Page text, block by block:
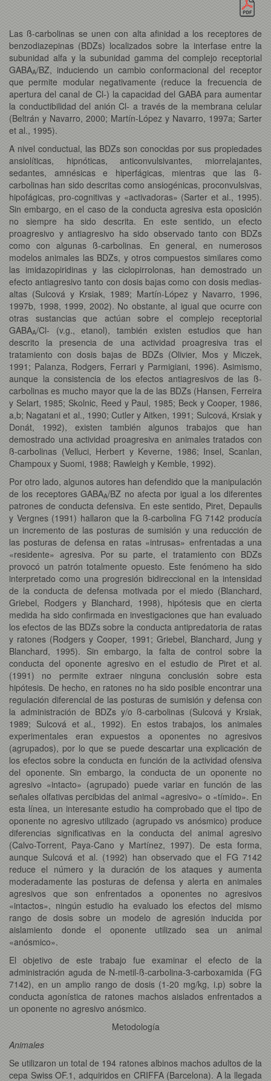
Las ß-carbolinas se unen con alta afinidad a los receptores de
benzodiazepinas (BDZs) localizados sobre la interfase entre la
subunidad alfa y la subunidad gamma del complejo receptorial
GABAA/BZ, induciendo un cambio conformacional del receptor
que permite modular negativamente (reduce la frecuencia de
apertura del canal de Cl-) la capacidad del GABA para aumentar
la conductibilidad del anión Cl- a través de la membrana celular
(Beltrán y Navarro, 2000; Martín-López y Navarro, 1997a; Sarter
et al., 1995).
A nivel conductual, las BDZs son conocidas por sus propiedades
ansiolíticas, hipnóticas, anticonvulsivantes, miorrelajantes,
sedantes, amnésicas e hiperfágicas, mientras que las ß-
carbolinas han sido descritas como ansiogénicas, proconvulsivas,
hipofágicas, pro-cognitivas y «activadoras» (Sarter et al., 1995).
Sin embargo, en el caso de la conducta agresiva esta oposición
no siempre ha sido descrita. En este sentido, un efecto
proagresivo y antiagresivo ha sido observado tanto con BDZs
como con algunas ß-carbolinas. En general, en numerosos
modelos animales las BDZs, y otros compuestos similares como
las imidazopiridinas y las ciclopirrolonas, han demostrado un
efecto antiagresivo tanto con dosis bajas como con dosis medias-
altas (Sulcová y Krsiak, 1989; Martín-López y Navarro, 1996,
1997b, 1998, 1999, 2002). No obstante, al igual que ocurre con
otras sustancias que actúan sobre el complejo receptorial
GABAA/Cl- (v.g., etanol), también existen estudios que han
descrito la presencia de una actividad proagresiva tras el
tratamiento con dosis bajas de BDZs (Olivier, Mos y Miczek,
1991; Palanza, Rodgers, Ferrari y Parmigiani, 1996). Asimismo,
aunque la consistencia de los efectos antiagresivos de las ß-
carbolinas es mucho mayor que la de las BDZs (Hansen, Ferreira
y Selart, 1985; Skolnic, Reed y Paul, 1985; Beck y Cooper, 1986,
a,b; Nagatani et al., 1990; Cutler y Aitken, 1991; Sulcová, Krsiak y
Donát, 1992), existen también algunos trabajos que han
demostrado una actividad proagresiva en animales tratados con
ß-carbolinas (Velluci, Herbert y Keverne, 1986; Insel, Scanlan,
Champoux y Suomi, 1988; Rawleigh y Kemble, 1992).
Por otro lado, algunos autores han defendido que la manipulación
de los receptores GABAA/BZ no afecta por igual a los diferentes
patrones de conducta defensiva. En este sentido, Piret, Depaulis
y Vergnes (1991) hallaron que la ß-carbolina FG 7142 producía
un incremento de las posturas de sumisión y una reducción de
las posturas de defensa en ratas «intrusas» enfrentadas a una
«residente» agresiva. Por su parte, el tratamiento con BDZs
provocó un patrón totalmente opuesto. Este fenómeno ha sido
interpretado como una progresión bidireccional en la intensidad
de la conducta de defensa motivada por el miedo (Blanchard,
Griebel, Rodgers y Blanchard, 1998), hipótesis que en cierta
medida ha sido confirmada en investigaciones que han evaluado
los efectos de las BDZs sobre la conducta antipredatoria de ratas
y ratones (Rodgers y Cooper, 1991; Griebel, Blanchard, Jung y
Blanchard, 1995). Sin embargo, la falta de control sobre la
conducta del oponente agresivo en el estudio de Piret et al.
(1991) no permite extraer ninguna conclusión sobre esta
hipótesis. De hecho, en ratones no ha sido posible encontrar una
regulación diferencial de las posturas de sumisión y defensa con
la administración de BDZs y/o ß-carbolinas (Sulcová y Krsiak,
1989; Sulcová et al., 1992). En estos trabajos, los animales
experimentales eran expuestos a oponentes no agresivos
(agrupados), por lo que se puede descartar una explicación de
los efectos sobre la conducta en función de la actividad ofensiva
del oponente. Sin embargo, la conducta de un oponente no
agresivo «intacto» (agrupado) puede variar en función de las
señales olfativas percibidas del animal «agresivo» o «tímido». En
esta línea, un interesante estudio ha comprobado que el tipo de
oponente no agresivo utilizado (agrupado vs anósmico) produce
diferencias significativas en la conducta del animal agresivo
(Calvo-Torrent, Paya-Cano y Martínez, 1997). De esta forma,
aunque Sulcová et al. (1992) han observado que el FG 7142
reduce el número y la duración de los ataques y aumenta
moderadamente las posturas de defensa y alerta en animales
agresivos que son enfrentados a oponentes no agresivos
«intactos», ningún estudio ha evaluado los efectos del mismo
rango de dosis sobre un modelo de agresión inducida por
aislamiento donde el oponente utilizado sea un animal
«anósmico».
El objetivo de este trabajo fue examinar el efecto de la
administración aguda de N-metil-ß-carbolina-3-carboxamida (FG
7142), en un amplio rango de dosis (1-20 mg/kg, i.p) sobre la
conducta agonística de ratones machos aislados enfrentados a
un oponente no agresivo anósmico.
Metodología
Animales
Se utilizaron un total de 194 ratones albinos machos adultos de la
cepa Swiss OF.1, adquiridos en CRIFFA (Barcelona). A la llegada